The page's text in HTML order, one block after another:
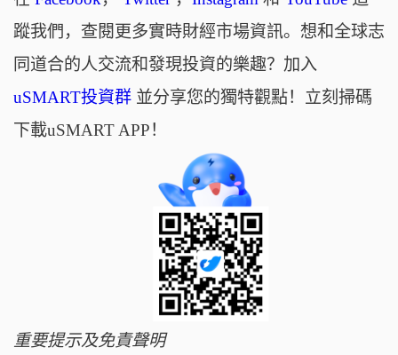
蹤我們，查閱更多實時財經市場資訊。想和全球志
同道合的人交流和發現投資的樂趣？加入
uSMART投資群並分享您的獨特觀點！立刻掃碼
下載uSMART APP！
重要提示及免責聲明